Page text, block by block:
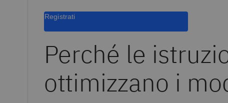
Registrati
Perché le
ottimizzano i